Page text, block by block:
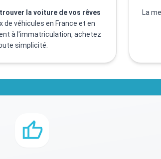
la voiture de vos rêves
de véhicules en France et en
à l'immatriculation, achetez
simplicité.
La